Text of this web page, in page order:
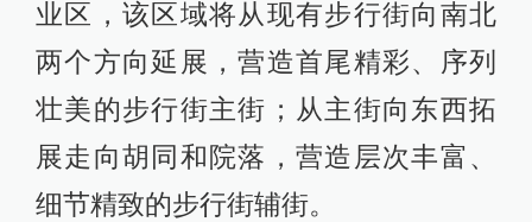
业区，该区域将从现有步行街向南北
两个方向延展，营造首尾精彩、序列
壮美的步行街主街；从主街向东西拓
展走向胡同和院落，营造层次丰富、
细节精致的步行街辅街。